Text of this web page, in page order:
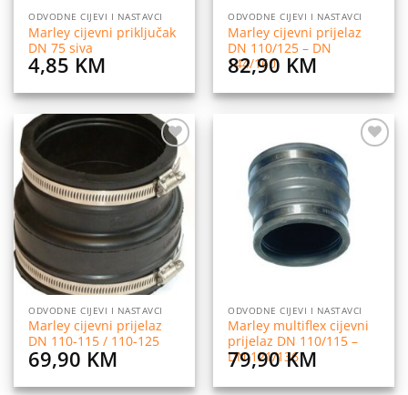
ODVODNE CIJEVI I NASTAVCI
Marley cijevni priključak
DN 75 siva
4,85 KM
ODVODNE CIJEVI I NASTAVCI
Marley cijevni prijelaz
DN 110/125 – DN
144/160
82,90 KM
Dodaj
na
listu
želja
ODVODNE CIJEVI I NASTAVCI
Marley cijevni prijelaz
DN 110-115 / 110-125
69,90 KM
ODVODNE CIJEVI I NASTAVCI
Marley multiflex cijevni
prijelaz DN 110/115 –
DN 121/136
79,90KM